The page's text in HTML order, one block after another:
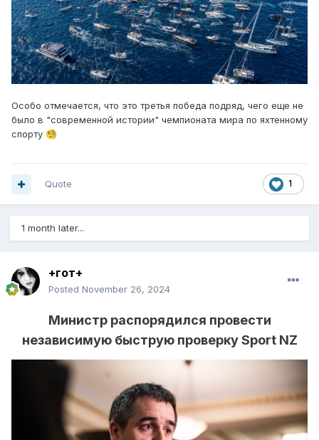
Особо отмечается, что это третья победа подряд, чего еще не
было в "современной истории" чемпионата мира по яхтенному
спорту 🧐
1
Quote
1 month later...
+гот+
Posted November 26, 2024
Министр распорядился провести
независимую быструю проверку Sport NZ